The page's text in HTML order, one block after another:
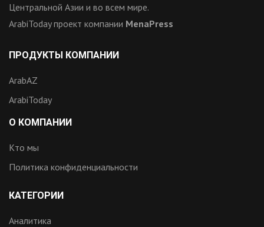
Центральной Азии и во всем мире.
ArabiToday проект компании MenaPress
ПРОДУКТЫ КОМПАНИИ
ArabAZ
ArabiToday
О КОМПАНИИ
Кто мы
Политика конфиденциальности
КАТЕГОРИИ
Аналитика